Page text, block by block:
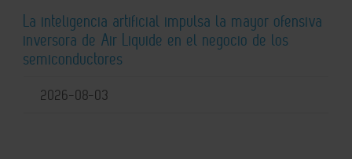
La inteligencia artificial impulsa la mayor ofensiva
inversora de Air Liquide en el negocio de los
semiconductores
2026-08-03